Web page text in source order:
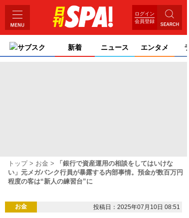
ログイン
会員登録
サブスク 新着 ニュース エンタメ
トップ お金
「銀行で資産運用の相談をしてはいけな
い」元メガバンク行員が暴露する内部事情。預金が数百万円
程度の客は“新人の練習台”に
お金 投稿日：2025年07月10日 08:51